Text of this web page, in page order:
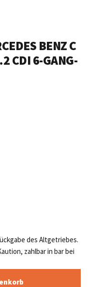
BENZ C
CDI 6-GANG-
des Altgetriebes.
zahlbar in bar bei